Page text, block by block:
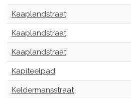
Kaaplandstraat
Kaaplandstraat
Kaaplandstraat
Kapiteelpad
Keldermansstraat